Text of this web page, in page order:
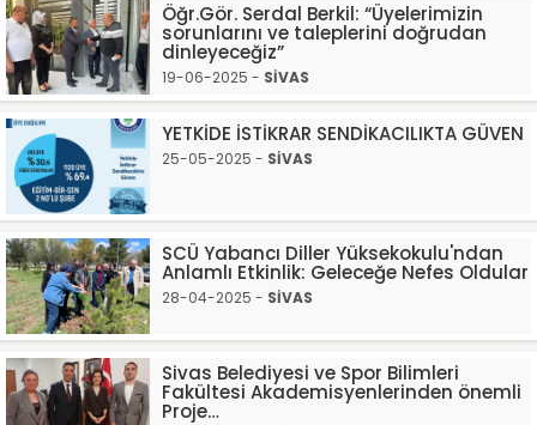
Öğr.Gör. Serdal Berkil: “Üyelerimizin
sorunlarını ve taleplerini doğrudan
dinleyeceğiz”
19-06-2025 - SİVAS
YETKİDE İSTİKRAR SENDİKACILIKTA GÜVEN
25-05-2025 - SİVAS
SCÜ Yabancı Diller Yüksekokulu'ndan
Anlamlı Etkinlik: Geleceğe Nefes Oldular
28-04-2025 - SİVAS
Sivas Belediyesi ve Spor Bilimleri
Fakültesi Akademisyenlerinden önemli
Proje…